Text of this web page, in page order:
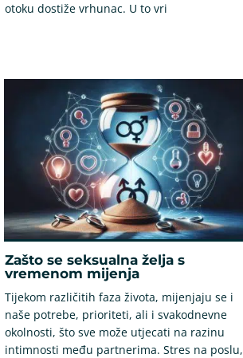
otoku dostiže vrhunac. U to vri
Zašto se seksualna želja s
vremenom mijenja
Tijekom različitih faza života, mijenjaju se i
naše potrebe, prioriteti, ali i svakodnevne
okolnosti, što sve može utjecati na razinu
intimnosti među partnerima. Stres na poslu,